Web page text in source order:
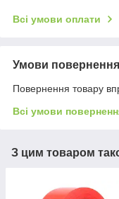
Всі умови оплати
Умови повернення
Повернення товару
Всі умови
З цим товаром